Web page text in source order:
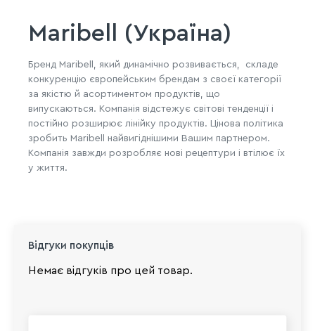
Maribell (Україна)
Бренд Maribell, який динамічно розвивається, складе
конкуренцію європейським брендам з своєї категорії
за якістю й асортиментом продуктів, що
випускаються. Компанія відстежує світові тенденції і
постійно розширює лінійку продуктів. Цінова політика
зробить Maribell найвигіднішими Вашим партнером.
Компанія завжди розробляє нові рецептури і втілює їх
у життя.
Відгуки покупців
Немає відгуків про цей товар.